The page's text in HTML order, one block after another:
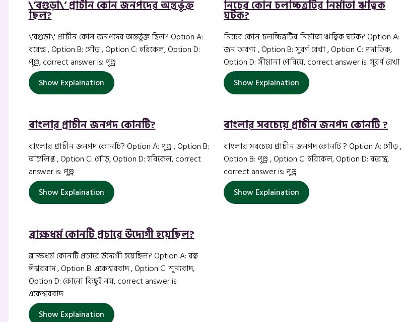
\’বগুড়া\’ প্রাচীন কোন জনপদের অন্তর্ভূক্ত
ছিল?
\'বগুড়া\' প্রাচীন কোন জনপদের অন্তর্ভূক্ত ছিল? Option A:
বরেন্দ্র , Option B: গৌড় , Option C: হরিকেল, Option D:
পুণ্ড্র, correct answer is: পুণ্ড্র
Show Explaination
নিচের কোন চলচ্চিত্রটির নির্মাতা ঋত্বিক
ঘটক?
নিচের কোন চলচ্চিত্রটির নির্মাতা ঋত্বিক ঘটক? Option A:
জন অরণ্য , Option B: সুবর্ণ রেখা , Option C: পদাতিক,
Option D: সীমানা পেরিয়ে, correct answer is: সুবর্ণ রেখা
Show Explaination
বাংলার প্রাচীন জনপদ কোনটি?
বাংলার প্রাচীন জনপদ কোনটি? Option A: পুণ্ড্র , Option B:
তাম্রলিপ্ত , Option C: গৌড়, Option D: হরিকেল, correct
answer is: পুণ্ড্র
Show Explaination
বাংলার সবচেয়ে প্রাচীন জনপদ কোনটি ?
বাংলার সবচেয়ে প্রাচীন জনপদ কোনটি ? Option A: গৌড় ,
Option B: পুণ্ড্র , Option C: হরিকেল, Option D: বরেন্দ্র,
correct answer is: পুণ্ড্র
Show Explaination
ব্রাক্ষধর্ম কোনটি প্রচারে উদ্যেগী হয়েছিল?
ব্রাক্ষধর্ম কোনটি প্রচারে উদ্যেগী হয়েছিল? Option A: বহু
ঈশ্বরবাদ , Option B: একেশ্বরবাদ , Option C: শূন্যবাদ,
Option D: কোনো কিছুই নয়, correct answer is:
একেশ্বরবাদ
Show Explaination